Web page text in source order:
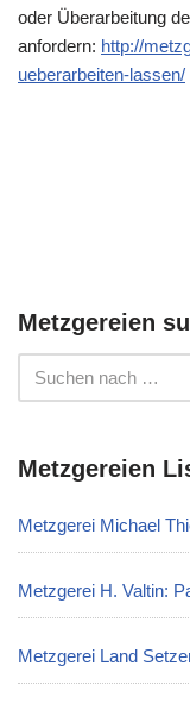
oder Überarbeitung
anfordern: http://
ueberarbeiten-lassen/
Metzgereien
Metzgereien
Metzgerei Michael
Metzgerei H. Valtin:
Metzgerei Land